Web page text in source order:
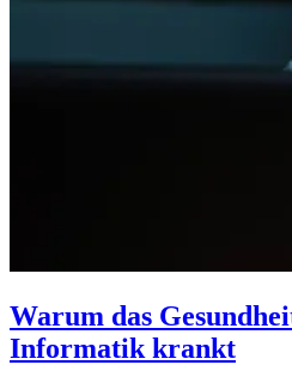
Warum das
Informatik krankt